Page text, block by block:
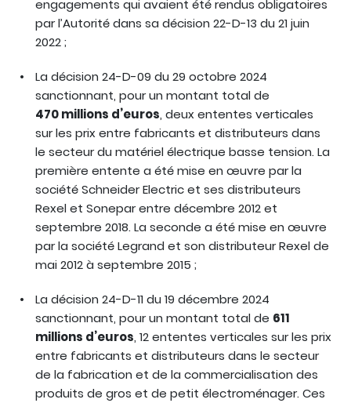
engagements qui avaient été rendus obligatoires
par l’Autorité dans sa décision 22-D-13 du 21 juin
2022 ;
La décision 24-D-09 du 29 octobre 2024
sanctionnant, pour un montant total de
470 millions d’euros, deux ententes verticales
sur les prix entre fabricants et distributeurs dans
le secteur du matériel électrique basse tension. La
première entente a été mise en œuvre par la
société Schneider Electric et ses distributeurs
Rexel et Sonepar entre décembre 2012 et
septembre 2018. La seconde a été mise en œuvre
par la société Legrand et son distributeur Rexel de
mai 2012 à septembre 2015 ;
La décision 24-D-11 du 19 décembre 2024
sanctionnant, pour un montant total de 611
millions d’euros, 12 ententes verticales sur les prix
entre fabricants et distributeurs dans le secteur
de la fabrication et de la commercialisation des
produits de gros et de petit électroménager. Ces